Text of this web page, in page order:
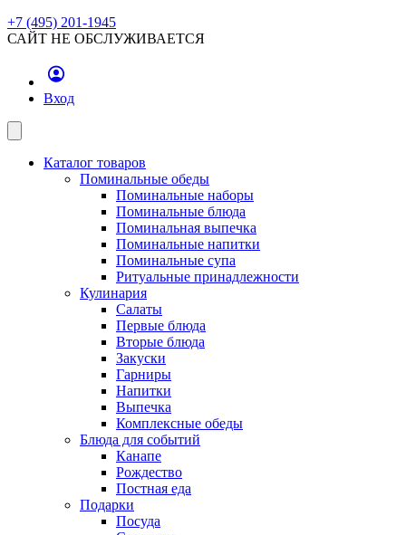
+7 (495) 201-1945
САЙТ НЕ ОБСЛУЖИВАЕТСЯ
Вход
Каталог товаров
Поминальные обеды
Поминальные наборы
Поминальные блюда
Поминальная выпечка
Поминальные напитки
Поминальные супа
Ритуальные принадлежности
Кулинария
Салаты
Первые блюда
Вторые блюда
Закуски
Гарниры
Напитки
Выпечка
Комплексные обеды
Блюда для событий
Канапе
Рождество
Постная еда
Подарки
Посуда